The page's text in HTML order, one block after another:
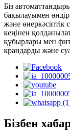
Біз
бақылауымен
және
кеңінен
құбырлары мен
крандарды және
Бізбен